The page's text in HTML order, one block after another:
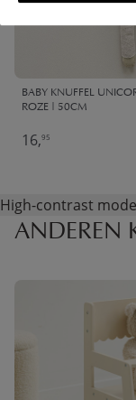
BABY KNUFFEL
ROZE | 50CM
16,95
High-contrast mode
ANDEREN